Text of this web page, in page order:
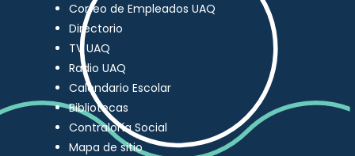
Correo de Empleados UAQ
Directorio
TV UAQ
Radio UAQ
Calendario Escolar
Bibliotecas
Contraloría Social
Mapa de sitio